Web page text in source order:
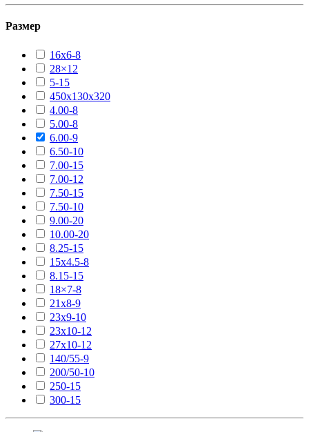
Размер
16х6-8
28×12
5-15
450х130х320
4.00-8
5.00-8
6.00-9
6.50-10
7.00-15
7.00-12
7.50-15
7.50-10
9.00-20
10.00-20
8.25-15
15х4.5-8
8.15-15
18×7-8
21х8-9
23х9-10
23х10-12
27х10-12
140/55-9
200/50-10
250-15
300-15